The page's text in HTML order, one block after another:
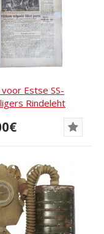
Estse SS-
Rindeleht